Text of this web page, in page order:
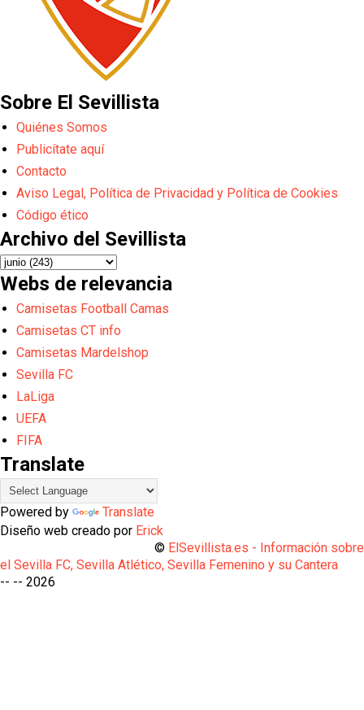
Sobre El Sevillista
Quiénes Somos
Publicítate aquí
Contacto
Aviso Legal, Política de Privacidad y Política de Cookies
Código ético
Archivo del Sevillista
Webs de relevancia
Camisetas Football Camas
Camisetas CT info
Camisetas Mardelshop
Sevilla FC
LaLiga
UEFA
FIFA
Translate
Powered by
Translate
Diseño web creado por Erick
© ElSevillista.es - Información sobre
el Sevilla FC, Sevilla Atlético, Sevilla Femenino y su Cantera
-- -- 2026